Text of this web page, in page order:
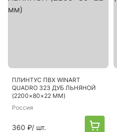
ПЛИНТУС ПВХ WINART
QUADRO 323 ДУБ ЛЬНЯНОЙ
(2200×80×22 ММ)
Россия
360 ₽/ шт.